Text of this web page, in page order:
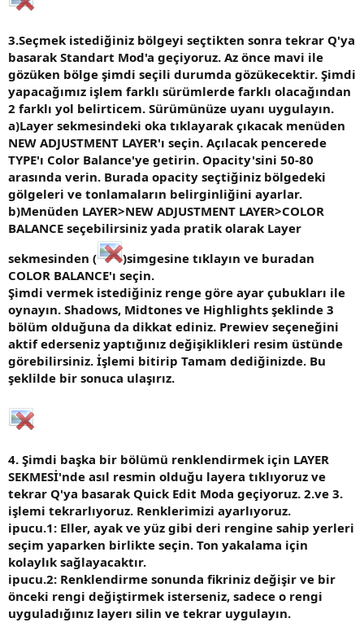
3.Seçmek istediğiniz bölgeyi seçtikten sonra tekrar Q'ya
basarak Standart Mod'a geçiyoruz. Az önce mavi ile
gözüken bölge şimdi seçili durumda gözükecektir. Şimdi
yapacağımız işlem farklı sürümlerde farklı olacağından
2 farklı yol belirticem. Sürümünüze uyanı uygulayın.
a)Layer sekmesindeki oka tıklayarak çıkacak menüden
NEW ADJUSTMENT LAYER'ı seçin. Açılacak pencerede
TYPE'ı Color Balance'ye getirin. Opacity'sini 50-80
arasında verin. Burada opacity seçtiğiniz bölgedeki
gölgeleri ve tonlamaların belirginliğini ayarlar.
b)Menüden LAYER>NEW ADJUSTMENT LAYER>COLOR
BALANCE seçebilirsiniz yada pratik olarak Layer
sekmesinden (
)simgesine tıklayın ve buradan
COLOR BALANCE'ı seçin.
Şimdi vermek istediğiniz renge göre ayar çubukları ile
oynayın. Shadows, Midtones ve Highlights şeklinde 3
bölüm olduğuna da dikkat ediniz. Prewiev seçeneğini
aktif ederseniz yaptığınız değişiklikleri resim üstünde
görebilirsiniz. İşlemi bitirip Tamam dediğinizde. Bu
şeklilde bir sonuca ulaşırız.
4. Şimdi başka bir bölümü renklendirmek için LAYER
SEKMESİ'nde asıl resmin olduğu layera tıklıyoruz ve
tekrar Q'ya basarak Quick Edit Moda geçiyoruz. 2.ve 3.
işlemi tekrarlıyoruz. Renklerimizi ayarlıyoruz.
ipucu.1: Eller, ayak ve yüz gibi deri rengine sahip yerleri
seçim yaparken birlikte seçin. Ton yakalama için
kolaylık sağlayacaktır.
ipucu.2: Renklendirme sonunda fikriniz değişir ve bir
önceki rengi değiştirmek isterseniz, sadece o rengi
uyguladığınız layerı silin ve tekrar uygulayın.